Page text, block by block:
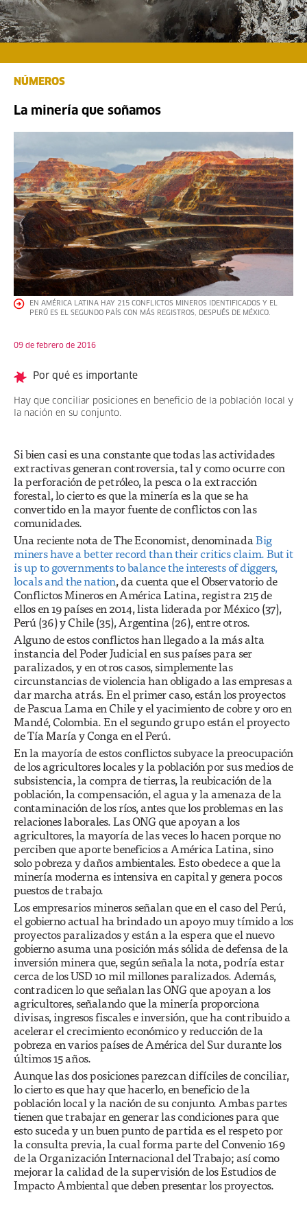
NÚMEROS
La minería que soñamos
EN AMÉRICA LATINA HAY 215 CONFLICTOS MINEROS IDENTIFICADOS Y EL
PERÚ ES EL SEGUNDO PAÍS CON MÁS REGISTROS, DESPUÉS DE MÉXICO.
09 de febrero de 2016
Por qué es importante
Hay que conciliar posiciones en beneficio de la población local y
la nación en su conjunto.
Si bien casi es una constante que todas las actividades
extractivas generan controversia, tal y como ocurre con
la perforación de petróleo, la pesca o la extracción
forestal, lo cierto es que la minería es la que se ha
convertido en la mayor fuente de conflictos con las
comunidades.
Una reciente nota de The Economist, denominadaBig
miners have a better record than their critics claim. But it
is up to governments to balance the interests of diggers,
locals and the nation, da cuenta que el Observatorio de
Conflictos Mineros en América Latina, registra 215 de
ellos en 19 países en 2014, lista liderada por México (37),
Perú (36) y Chile (35), Argentina (26), entre otros.
Alguno de estos conflictos han llegado a la más alta
instancia del Poder Judicial en sus países para ser
paralizados, y en otros casos, simplemente las
circunstancias de violencia han obligado a las empresas a
dar marcha atrás. En el primer caso, están los proyectos
de Pascua Lama en Chile y el yacimiento de cobre y oro en
Mandé, Colombia. En el segundo grupo están el proyecto
de Tía María y Conga en el Perú.
En la mayoría de estos conflictos subyace la preocupación
de los agricultores locales y la población por sus medios de
subsistencia, la compra de tierras, la reubicación de la
población, la compensación, el agua y la amenaza de la
contaminación de los ríos, antes que los problemas en las
relaciones laborales. Las ONG que apoyan a los
agricultores, la mayoría de las veces lo hacen porque no
perciben que aporte beneficios a América Latina, sino
solo pobreza y daños ambientales. Esto obedece a que la
minería moderna es intensiva en capital y genera pocos
puestos de trabajo.
Los empresarios mineros señalan que en el caso del Perú,
el gobierno actual ha brindado un apoyo muy tímido a los
proyectos paralizados y están a la espera que el nuevo
gobierno asuma una posición más sólida de defensa de la
inversión minera que, según señala la nota, podría estar
cerca de los USD 10 mil millones paralizados. Además,
contradicen lo que señalan las ONG que apoyan a los
agricultores, señalando que la minería proporciona
divisas, ingresos fiscales e inversión, que ha contribuido a
acelerar el crecimiento económico y reducción de la
pobreza en varios países de América del Sur durante los
últimos 15 años.
Aunque las dos posiciones parezcan difíciles de conciliar,
lo cierto es que hay que hacerlo, en beneficio de la
población local y la nación de su conjunto. Ambas partes
tienen que trabajar en generar las condiciones para que
esto suceda y un buen punto de partida es el respeto por
la consulta previa, la cual forma parte del Convenio 169
de la Organización Internacional del Trabajo; así como
mejorar la calidad de la supervisión de los Estudios de
Impacto Ambiental que deben presentar los proyectos.